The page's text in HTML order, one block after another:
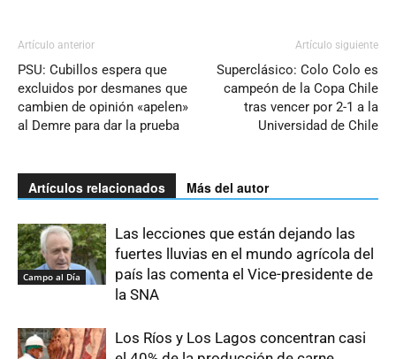
Artículo anterior
PSU: Cubillos espera que
excluidos por desmanes que
cambien de opinión «apelen»
al Demre para dar la prueba
Artículo siguiente
Superclásico: Colo Colo es
campeón de la Copa Chile
tras vencer por 2-1 a la
Universidad de Chile
Artículos relacionados Más del autor
Campo al Día
Las lecciones que están dejando las
fuertes lluvias en el mundo agrícola del
país las comenta el Vice-presidente de
la SNA
Los Ríos y Los Lagos concentran casi